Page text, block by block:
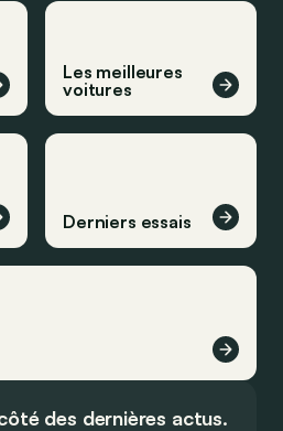
Les meilleures
voitures
Derniers essais
des dernières actus.